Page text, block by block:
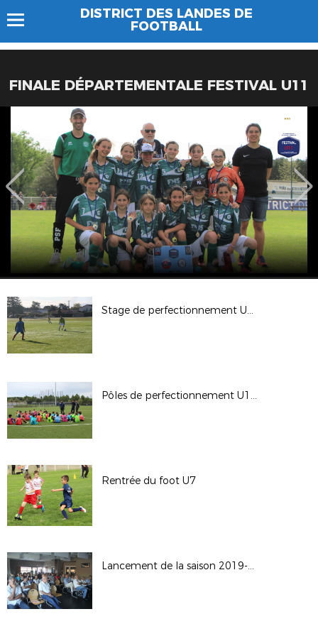
DISTRICT DES LANDES DE
FOOTBALL
FINALE DÉPARTEMENTALE FESTIVAL U11
Stage de perfectionnement U15
Pôles de perfectionnement U13 et U14
Rentrée du foot U7
Lancement de la saison 2019-2020